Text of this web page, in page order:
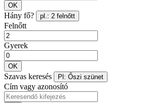
OK
Hány fő? pl.: 2 felnőtt
Felnőtt
Gyerek
OK
Szavas keresés Pl: Őszi szünet
Cím vagy azonosító